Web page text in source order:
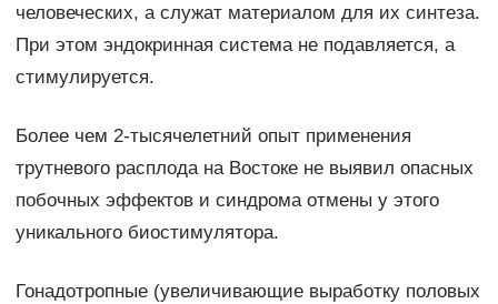
человеческих, а служат материалом для их синтеза.
При этом эндокринная система не подавляется, а
стимулируется.
Более чем 2-тысячелетний опыт применения
трутневого расплода на Востоке не выявил опасных
побочных эффектов и синдрома отмены у этого
уникального биостимулятора.
Гонадотропные (увеличивающие выработку половых